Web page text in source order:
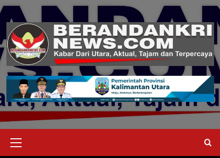
Skip
content
Menu